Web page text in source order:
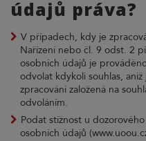
údajů práva?
V případech, kdy je
Nařízení nebo čl. 9 odst. 2
osobních údajů je
odvolat kdykoli souhlas,
zpracování založená na
odvoláním.
Podat stížnost u
osobních údajů